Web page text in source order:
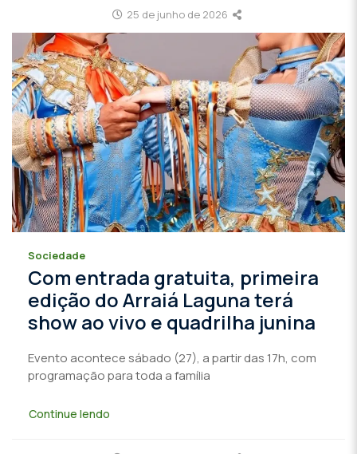
25 de junho de 2026
Sociedade
Com entrada gratuita, primeira
edição do Arraiá Laguna terá
show ao vivo e quadrilha junina
Evento acontece sábado (27), a partir das 17h, com
programação para toda a família
Continue lendo